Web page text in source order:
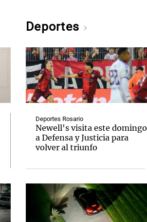
Deportes
Deportes Rosario
Newell's visita este domingo
a Defensa y Justicia para
volver al triunfo